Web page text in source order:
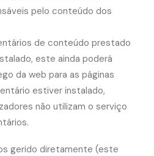
pelo conteúdo dos
de conteúdo prestado
este ainda poderá
da web para as páginas
estiver instalado,
não utilizam o serviço
gerido diretamente (este